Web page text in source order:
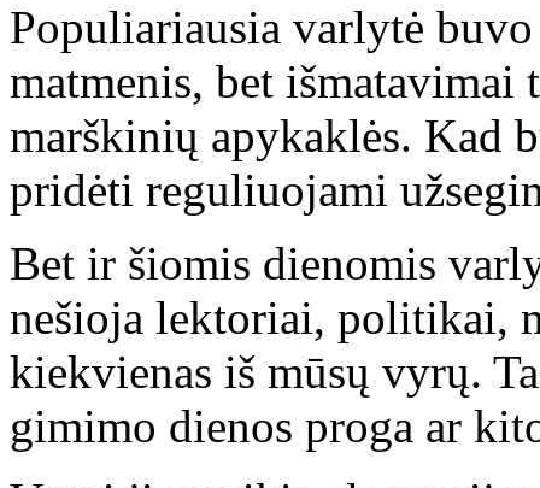
Populiariausia varlytė
matmenis, bet
marškinių apykaklės. Kad
pridėti reguliuojami
Bet ir šiomis dienomis
nešioja lektoriai, politikai,
kiekvienas iš mūsų vyrų.
gimimo dienos proga ar